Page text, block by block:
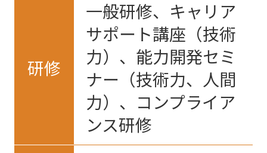
研修
一般研修、キャリア
サポート講座（技術
力）、能力開発セミ
ナー（技術力、人間
力）、コンプライア
ンス研修